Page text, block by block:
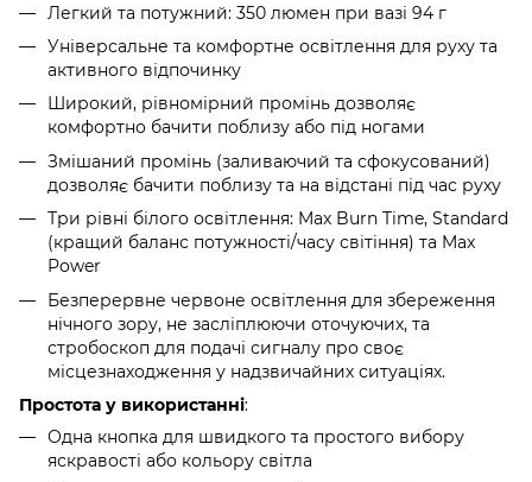
Легкий та потужний: 350 люмен при вазі 94 г
Універсальне та комфортне освітлення для руху та
активного відпочинку
Широкий, рівномірний промінь дозволяє
комфортно бачити поблизу або під ногами
Змішаний промінь (заливаючий та сфокусований)
дозволяє бачити поблизу та на відстані під час руху
Три рівні білого освітлення: Max Burn Time, Standard
(кращий баланс потужності/часу світіння) та Max
Power
Безперервне червоне освітлення для збереження
нічного зору, не засліплюючи оточуючих, та
стробоскоп для подачі сигналу про своє
місцезнаходження у надзвичайних ситуаціях.
Простота у використанні:
Одна кнопка для швидкого та простого вибору
яскравості або кольору світла